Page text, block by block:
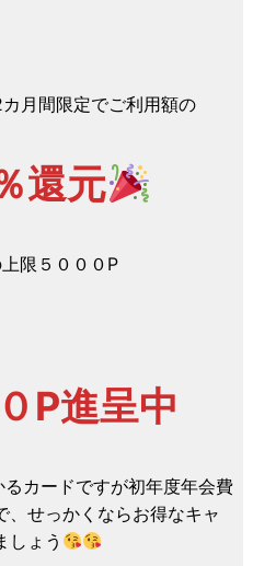
月間限定でご利用額の
還元
限５０００P
P進呈中
カードですが初年度年会費
、せっかくならお得なキャ
しょう